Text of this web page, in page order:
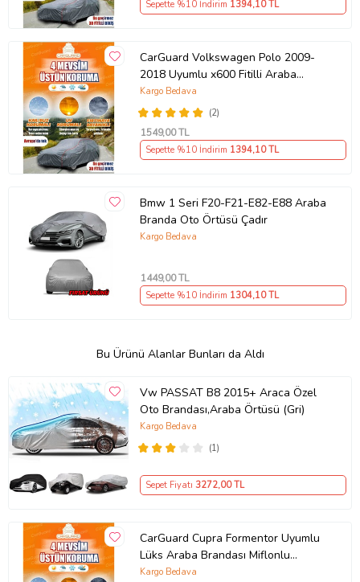
Sepette %10 İndirim 1394,10 TL
CarGuard Volkswagen Polo 2009-
2018 Uyumlu x600 Fitilli Araba
Brandası Miflonlu Branda Oto Çadır
Örtü
(2)
Kargo Bedava
1549,00 TL
Sepette %10 İndirim 1394,10 TL
Bmw 1 Seri F20-F21-E82-E88 Araba
Branda Oto Örtüsü Çadır
Kargo Bedava
1449,00 TL
Sepette %10 İndirim 1304,10 TL
Bu Ürünü Alanlar Bunları da Aldı
Vw PASSAT B8 2015+ Araca Özel
Oto Brandası,Araba Örtüsü (Gri)
(1)
Kargo Bedava
Sepet Fiyatı 3272,00 TL
CarGuard Cupra Formentor Uyumlu
Lüks Araba Brandası Miflonlu
Branda Oto Çadır Örtü
Kargo Bedava